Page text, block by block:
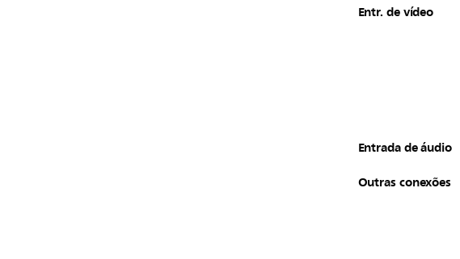
Entr. de vídeo
Entrada de áudio
Outras conexões